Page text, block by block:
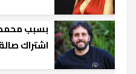
بسبب
اشتراك